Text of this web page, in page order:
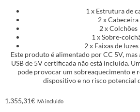
1 x Estrutura de
2 x Cabeceira
2 x Colchões
1 x Sobre-
2 x Faixas de luzes
Este produto é alimentado por CC 5V,
USB de 5V certificada não está incluída.
pode provocar um sobreaquecimento e
dispositivo e no risco potencial
1.355,31€ IVA incluido